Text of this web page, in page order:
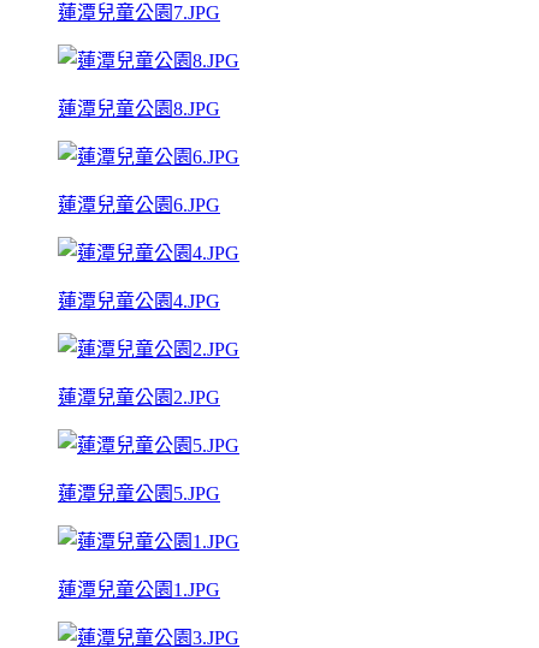
蓮潭兒童公園7.JPG
蓮潭兒童公園8.JPG
蓮潭兒童公園6.JPG
蓮潭兒童公園4.JPG
蓮潭兒童公園2.JPG
蓮潭兒童公園5.JPG
蓮潭兒童公園1.JPG